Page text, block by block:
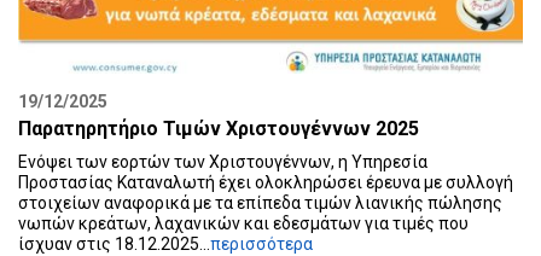
19/12/2025
Παρατηρητήριο Τιμών Χριστουγέννων 2025
Ενόψει των εορτών των Χριστουγέννων, η Υπηρεσία
Προστασίας Καταναλωτή έχει ολοκληρώσει έρευνα με συλλογή
στοιχείων αναφορικά με τα επίπεδα τιμών λιανικής πώλησης
νωπών κρεάτων, λαχανικών και εδεσμάτων για τιμές που
ίσχυαν στις 18.12.2025...περισσότερα